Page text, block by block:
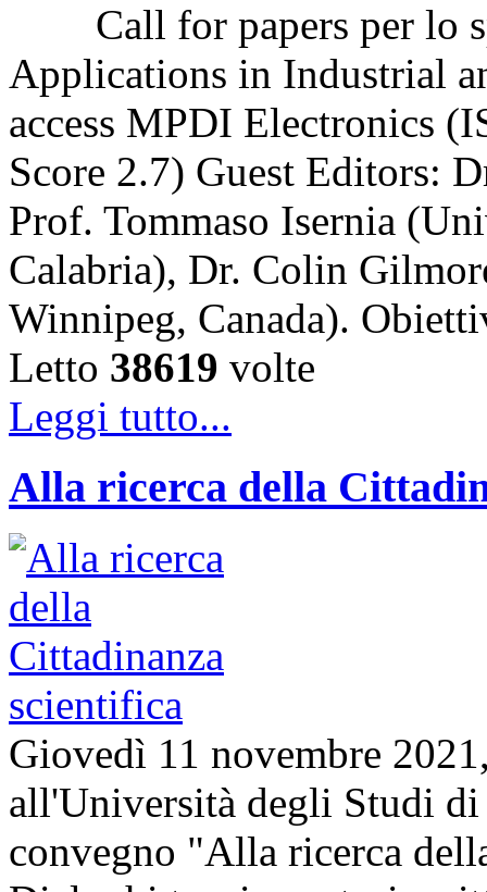
Call for papers per lo
Applications in Industrial
access MPDI Electronics
Score 2.7) Guest Editors:
Prof. Tommaso Isernia
Calabria), Dr. Colin
Winnipeg, Canada).
Letto 38619 volte
Leggi tutto...
Alla ricerca della
Giovedì 11 novembre
all'Università degli Studi
convegno "Alla ricerca